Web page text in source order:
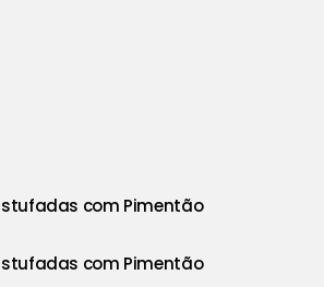
com Pimentão
com Pimentão